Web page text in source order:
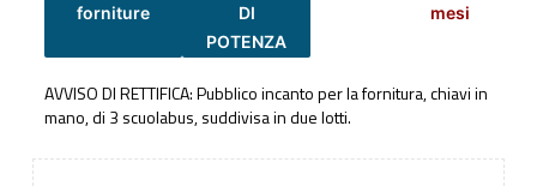
forniture
DI
POTENZA
mesi
AVVISO DI RETTIFICA: Pubblico incanto per la fornitura, chiavi in
mano, di 3 scuolabus, suddivisa in due lotti.